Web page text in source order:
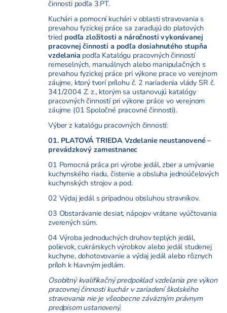
činnosti podľa 3.PT.
Kuchári a pomocní kuchári v oblasti stravovania s
prevahou fyzickej práce sa zaraďujú do platových
tried podľa zložitosti a náročnosti vykonávanej
pracovnej činnosti a podľa dosiahnutého stupňa
vzdelania podľa Katalógu pracovných činností
remeselných, manuálnych alebo manipulačných s
prevahou fyzickej práce pri výkone prace vo verejnom
záujme, ktorý tvorí prílohu č. 2 nariadenia vlády SR č.
341/2004 Z. z., ktorým sa ustanovujú katalógy
pracovných činností pri výkone práce vo verejnom
záujme (01 Spoločné pracovné činnosti).
Výber z katalógu pracovných činností:
01. PLATOVÁ TRIEDA Vzdelanie neustanovené –
prevádzkový zamestnanec
01 Pomocná práca pri výrobe jedál, zber a umývanie
kuchynského riadu, čistenie a obsluha jednoúčelových
kuchynských strojov a pod.
02 Výdaj jedál s prípadnou obsluhou stravníkov.
03 Obstarávanie desiat, nápojov vrátane vyúčtovania
zverených súm.
04 Výroba jednoduchých druhov teplých jedál,
polievok, cukrárskych výrobkov alebo jedál studenej
kuchyne, dohotovovanie a výdaj jedál alebo rôznych
príloh k hlavným jedlám.
Osobitný kvalifikačný predpoklad vzdelania pre výkon
pracovnej činnosti kuchár v zariadení školského
stravovania nie je všeobecne záväzným právnym
predpisom ustanovený.